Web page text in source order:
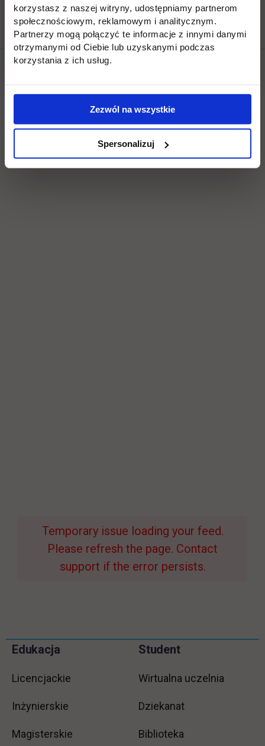
korzystasz z naszej witryny, udostępniamy partnerom
społecznościowym, reklamowym i analitycznym.
Partnerzy mogą połączyć te informacje z innymi danymi
otrzymanymi od Ciebie lub uzyskanymi podczas
korzystania z ich usług.
Zezwól na wszystkie
Spersonalizuj
Filter network:
All
Temporary issue loading your feed.
Please refresh the page. Contact
support if the error persists.
Pomiń
Informacje w stopce
Edukacja
Licencjackie
Inżynierskie
Magisterskie
Student
Wirtualna uczelnia
Dziekanat
Biblioteka